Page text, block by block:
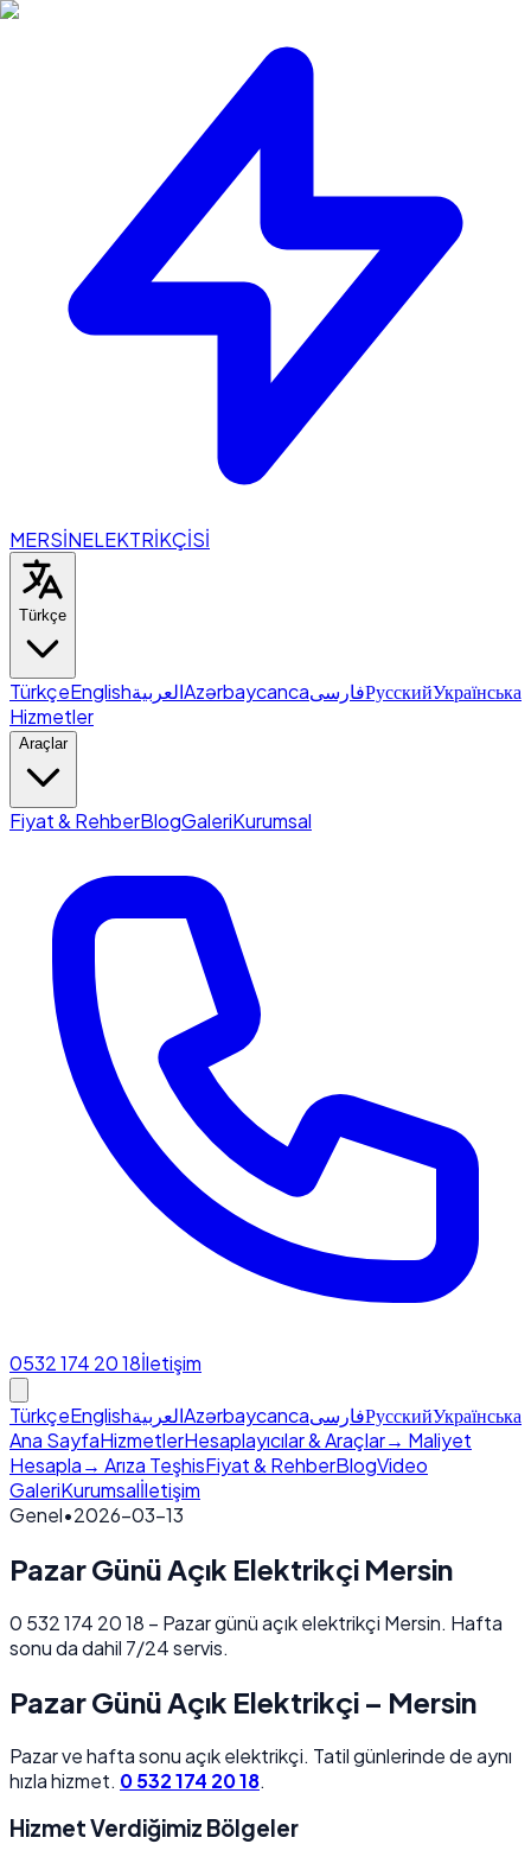
MERSİNELEKTRİKÇİSİ
Türkçe
TürkçeEnglishالعربيةAzərbaycancaفارسیРусскийУкраїнська
Hizmetler
Araçlar
Fiyat & RehberBlogGaleriKurumsal
0532 174 20 18İletişim
TürkçeEnglishالعربيةAzərbaycancaفارسیРусскийУкраїнська
Ana SayfaHizmetlerHesaplayıcılar & Araçlar→ Maliyet
Hesapla→ Arıza TeşhisFiyat & RehberBlogVideo
GaleriKurumsalİletişim
Genel•2026-03-13
Pazar Günü Açık Elektrikçi Mersin
0 532 174 20 18 – Pazar günü açık elektrikçi Mersin. Hafta
sonu da dahil 7/24 servis.
Pazar Günü Açık Elektrikçi – Mersin
Pazar ve hafta sonu açık elektrikçi. Tatil günlerinde de aynı
hızla hizmet. 0 532 174 20 18.
Hizmet Verdiğimiz Bölgeler